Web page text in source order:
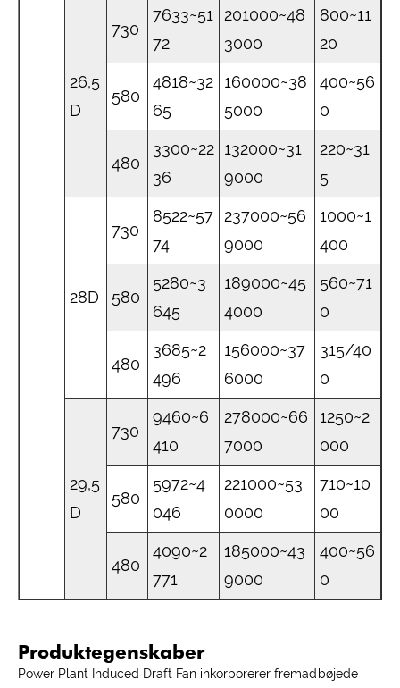
26,5
D
730
7633~51
72
201000~48
3000
800~11
20
580
4818~32
65
160000~38
5000
400~56
0
480
3300~22
36
132000~31
9000
220~31
5
28D
730
8522~57
74
237000~56
9000
1000~1
400
580
5280~3
645
189000~45
4000
560~71
0
480
3685~2
496
156000~37
6000
315/40
0
29,5
D
730
9460~6
410
278000~66
7000
1250~2
000
580
5972~4
046
221000~53
0000
710~10
00
480
4090~2
771
185000~43
9000
400~56
0
Produktegenskaber
Power Plant Induced Draft Fan inkorporerer fremadbøjede